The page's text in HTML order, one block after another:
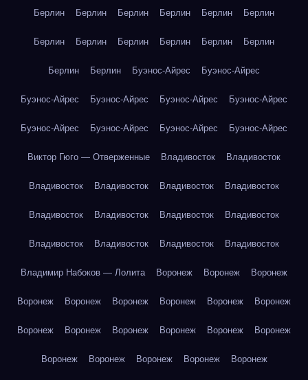
Берлин Берлин Берлин Берлин Берлин Берлин
Берлин Берлин Берлин Берлин Берлин Берлин
Берлин Берлин Буэнос-Айрес Буэнос-Айрес
Буэнос-Айрес Буэнос-Айрес Буэнос-Айрес Буэнос-Айрес
Буэнос-Айрес Буэнос-Айрес Буэнос-Айрес Буэнос-Айрес
Виктор Гюго — Отверженные Владивосток Владивосток
Владивосток Владивосток Владивосток Владивосток
Владивосток Владивосток Владивосток Владивосток
Владивосток Владивосток Владивосток Владивосток
Владимир Набоков — Лолита Воронеж Воронеж Воронеж
Воронеж Воронеж Воронеж Воронеж Воронеж Воронеж
Воронеж Воронеж Воронеж Воронеж Воронеж Воронеж
Воронеж Воронеж Воронеж Воронеж Воронеж